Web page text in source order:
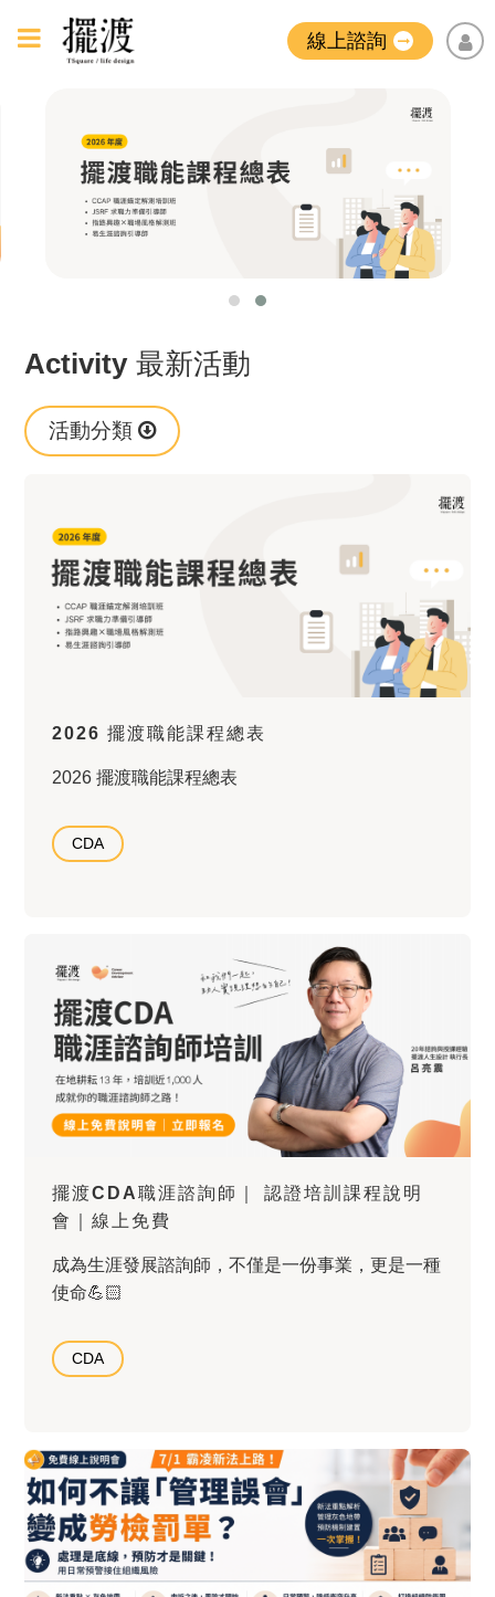
線上諮詢
Activity 最新活動
活動分類
2026 擺渡職能課程總表
2026 擺渡職能課程總表
CDA
擺渡CDA職涯諮詢師｜ 認證培訓課程說明
會｜線上免費
成為生涯發展諮詢師，不僅是一份事業，更是一種
使命💪🏻
CDA